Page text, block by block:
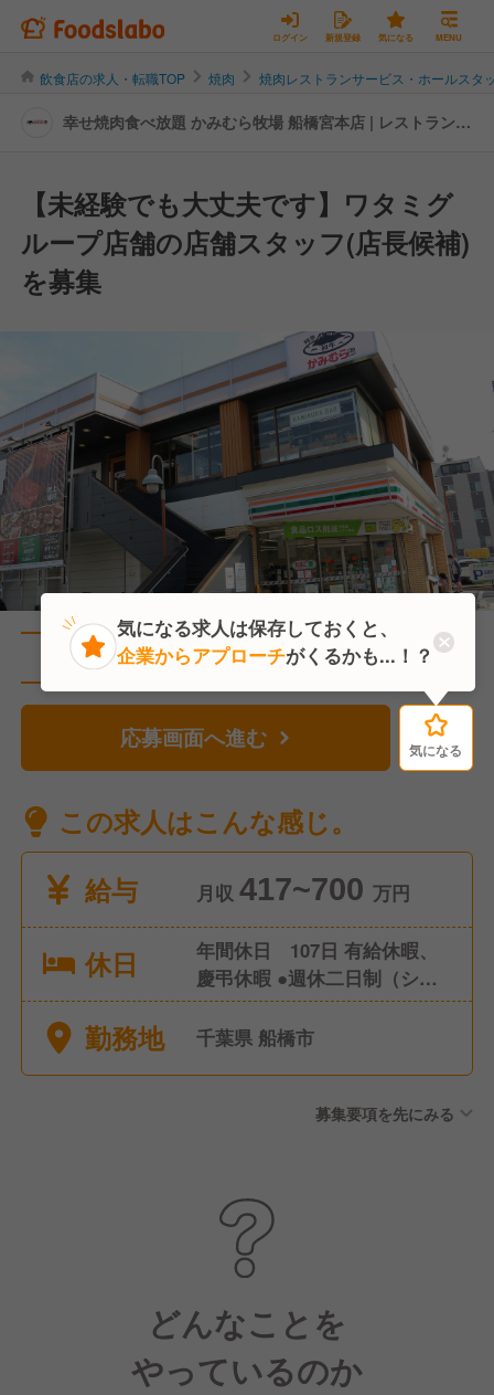
ログイン 新規登録 気になる MENU
飲食店の求人・転職TOP 焼肉 焼肉レストランサービス・ホールスタ
幸せ焼肉食べ放題 かみむら牧場 船橋宮本店 | レストランサ
【未経験でも大丈夫です】ワタミグ
ループ店舗の店舗スタッフ(店長候補)
を募集
直近1人がこの求人を検討中
応募画面へ進む 気になる
この求人はこんな感じ。
給与
月収 417~700 万円
休日
年間休日 107日 有給休暇、
慶弔休暇 ●週休二日制（シフ
ト制） ●産前産後休暇（取
得・復帰実績あり） ●育児休
勤務地 千葉県 船橋市
募集要項を先にみる
どんなことを
やっているのか
気になる
気になる求人は保存しておくと、
企業からアプローチがくるかも...！？